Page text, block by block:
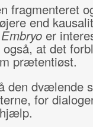
fragmenteret
end
er
at det
prætentiøst.
den dvælende
for